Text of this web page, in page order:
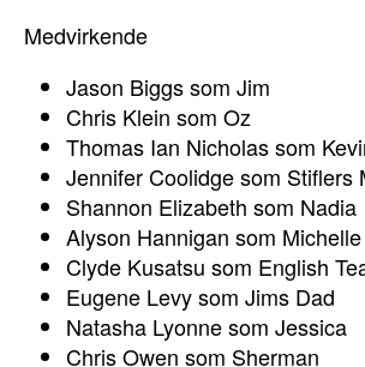
Medvirkende
Jason Biggs som Jim
Chris Klein som Oz
Thomas Ian Nicholas som
Jennifer Coolidge som Stiflers
Shannon Elizabeth som Nadia
Alyson Hannigan som Michelle
Clyde Kusatsu som English
Eugene Levy som Jims Dad
Natasha Lyonne som Jessica
Chris Owen som Sherman